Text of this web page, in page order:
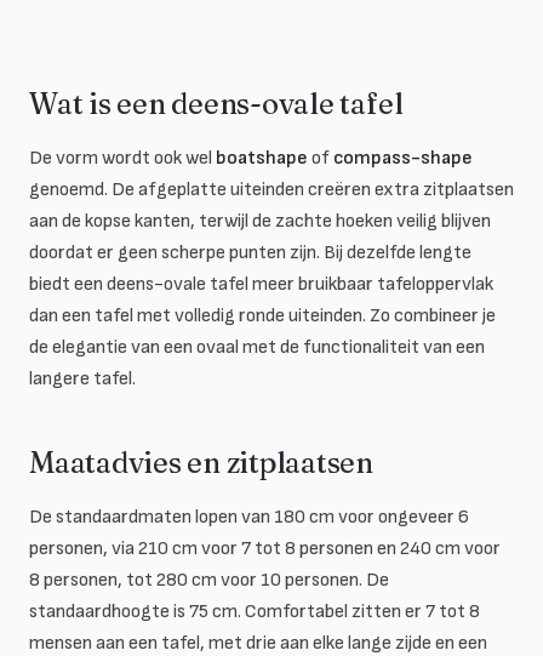
Wat is een deens-ovale tafel
De vorm wordt ook wel boatshape of compass-shape
genoemd. De afgeplatte uiteinden creëren extra zitplaatsen
aan de kopse kanten, terwijl de zachte hoeken veilig blijven
doordat er geen scherpe punten zijn. Bij dezelfde lengte
biedt een deens-ovale tafel meer bruikbaar tafeloppervlak
dan een tafel met volledig ronde uiteinden. Zo combineer je
de elegantie van een ovaal met de functionaliteit van een
langere tafel.
Maatadvies en zitplaatsen
De standaardmaten lopen van 180 cm voor ongeveer 6
personen, via 210 cm voor 7 tot 8 personen en 240 cm voor
8 personen, tot 280 cm voor 10 personen. De
standaardhoogte is 75 cm. Comfortabel zitten er 7 tot 8
mensen aan een tafel, met drie aan elke lange zijde en een